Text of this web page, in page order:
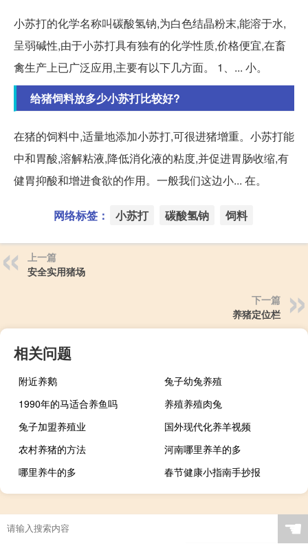
小苏打的化学名称叫碳酸氢钠,为白色结晶粉末,能溶于水,
呈弱碱性,由于小苏打具有独有的化学性质,价格便宜,在畜
禽生产上已广泛应用,主要有以下几方面。 1、... 小。
给猪饲料放多少小苏打比较好?
在猪的饲料中,适量地添加小苏打,可很进猪增重。小苏打能
中和胃酸,溶解粘液,降低消化液的粘度,并促进胃肠收缩,有
健胃抑酸和增进食欲的作用。一般我们这边小... 在。
网络标签： 小苏打 碳酸氢钠 饲料
上一篇
安全实用猪场
下一篇
养猪定位栏
相关问题
附近养鹅
兔子幼兔养殖
1990年的马适合养鱼吗
养殖养殖肉兔
兔子加盟养殖业
国外现代化养羊视频
农村养猪的方法
河南哪里养羊的多
哪里养牛的多
春节健康小指南手抄报
☚